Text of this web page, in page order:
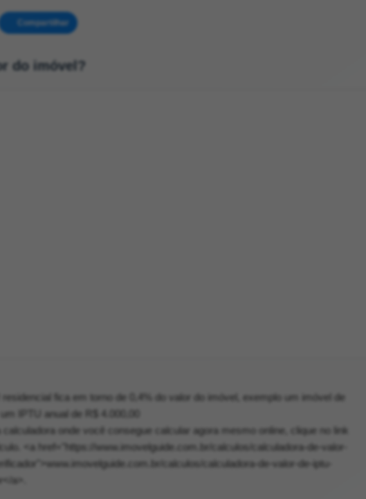
Compartilhar
do imóvel?
residencial fica em torno de 0,4% do valor do imóvel, exemplo um imóvel de
IPTU anual de R$ 4.000,00
calculadora onde você consegue calcular agora mesmo online, clique no link
<a href="https://www.imovelguide.com.br/calculos/calculadora-de-valor-
calculos/calculadora-de-valor-de-iptu-
a>.